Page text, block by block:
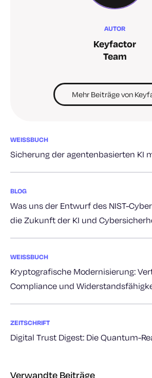
AUTOR
Keyfactor
Team
Mehr Beiträge von
WEISSBUCH
Sicherung der agentenbasierten KI
BLOG
Was uns der Entwurf des NIST-
die Zukunft der KI und
WEISSBUCH
Kryptografische Modernisierung:
Compliance und
ZEITSCHRIFT
Digital Trust Digest: Die Quantum-
Verwandte Beiträge